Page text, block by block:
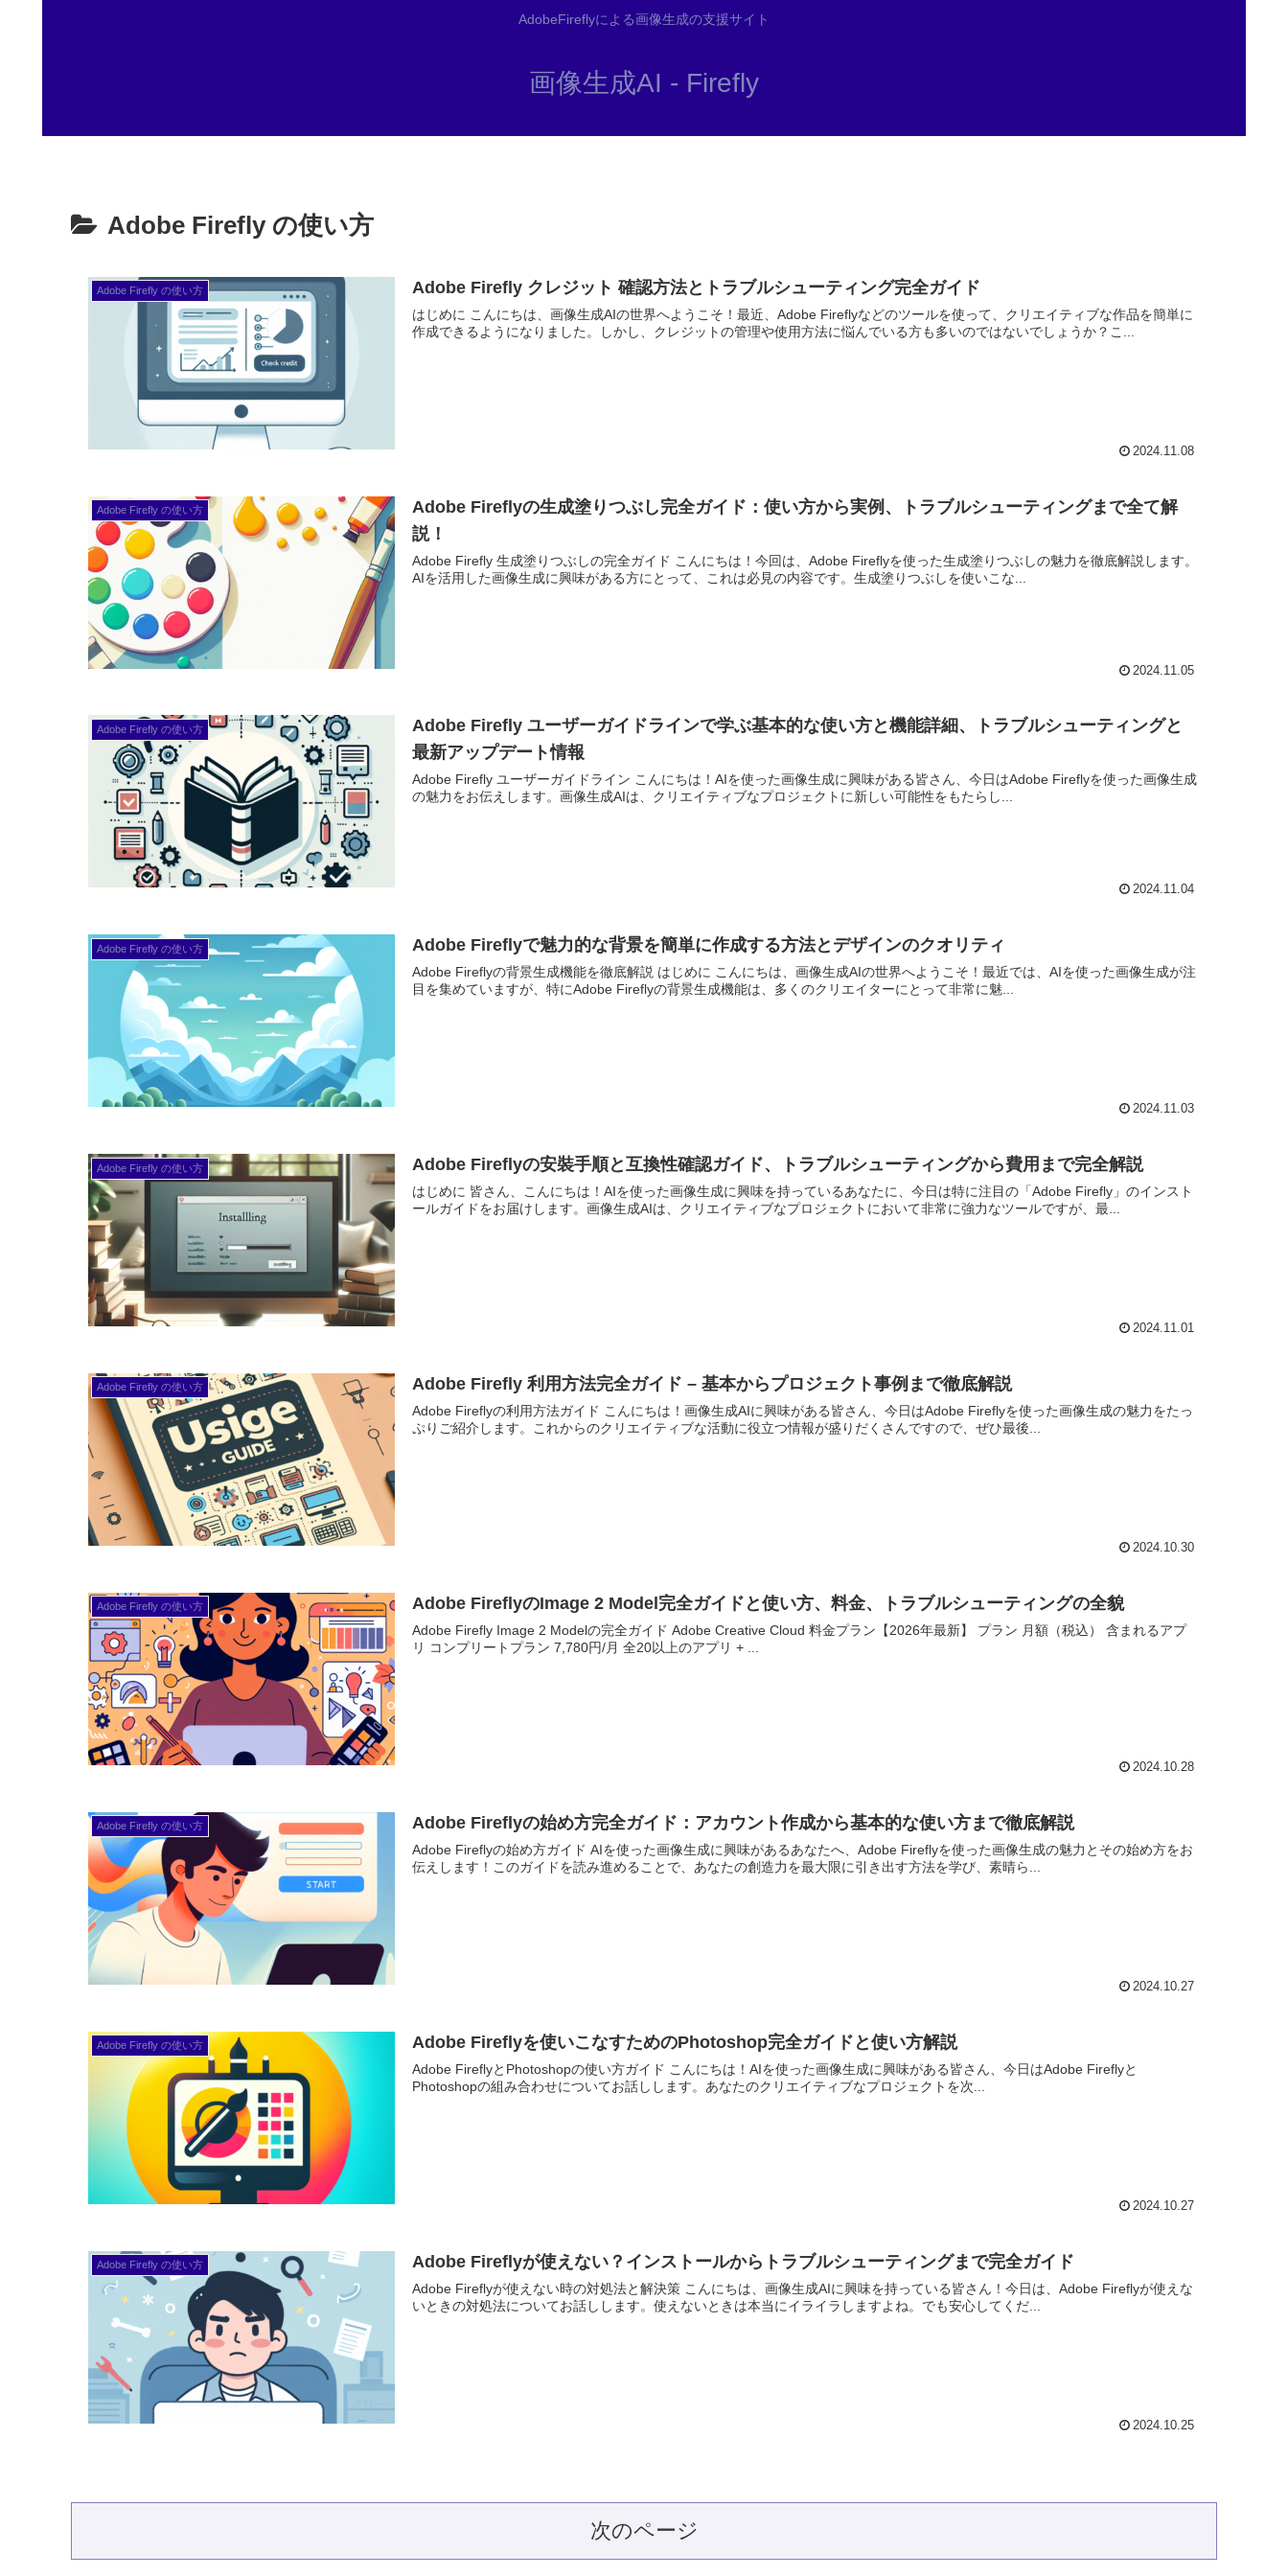
AdobeFireflyによる画像生成の支援サイト
画像生成AI - Firefly
Adobe Firefly の使い方
Adobe Firefly の使い方 Adobe Firefly クレジット 確認方法とトラブルシューティング完全ガイド
はじめに こんにちは、画像生成AIの世界へようこそ！最近、Adobe Fireflyなどのツールを使って、クリエイティブな作品を簡単に
作成できるようになりました。しかし、クレジットの管理や使用方法に悩んでいる方も多いのではないでしょうか？こ...
2024.11.08
Adobe Firefly の使い方
Adobe Fireflyの生成塗りつぶし完全ガイド：使い方から実例、トラブルシューティングまで全て解
説！
Adobe Firefly 生成塗りつぶしの完全ガイド こんにちは！今回は、Adobe Fireflyを使った生成塗りつぶしの魅力を徹底解説します。
AIを活用した画像生成に興味がある方にとって、これは必見の内容です。生成塗りつぶしを使いこな...
2024.11.05
Adobe Firefly の使い方
Adobe Firefly ユーザーガイドラインで学ぶ基本的な使い方と機能詳細、トラブルシューティングと
最新アップデート情報
Adobe Firefly ユーザーガイドライン こんにちは！AIを使った画像生成に興味がある皆さん、今日はAdobe Fireflyを使った画像生成
の魅力をお伝えします。画像生成AIは、クリエイティブなプロジェクトに新しい可能性をもたらし...
2024.11.04
Adobe Firefly の使い方 Adobe Fireflyで魅力的な背景を簡単に作成する方法とデザインのクオリティ
Adobe Fireflyの背景生成機能を徹底解説 はじめに こんにちは、画像生成AIの世界へようこそ！最近では、AIを使った画像生成が注
目を集めていますが、特にAdobe Fireflyの背景生成機能は、多くのクリエイターにとって非常に魅...
2024.11.03
Adobe Firefly の使い方 Adobe Fireflyの安裝手順と互換性確認ガイド、トラブルシューティングから費用まで完全解説
はじめに 皆さん、こんにちは！AIを使った画像生成に興味を持っているあなたに、今日は特に注目の「Adobe Firefly」のインスト
ールガイドをお届けします。画像生成AIは、クリエイティブなプロジェクトにおいて非常に強力なツールですが、最...
2024.11.01
Adobe Firefly の使い方 Adobe Firefly 利用方法完全ガイド – 基本からプロジェクト事例まで徹底解説
Adobe Fireflyの利用方法ガイド こんにちは！画像生成AIに興味がある皆さん、今日はAdobe Fireflyを使った画像生成の魅力をたっ
ぷりご紹介します。これからのクリエイティブな活動に役立つ情報が盛りだくさんですので、ぜひ最後...
2024.10.30
Adobe Firefly の使い方 Adobe FireflyのImage 2 Model完全ガイドと使い方、料金、トラブルシューティングの全貌
Adobe Firefly Image 2 Modelの完全ガイド Adobe Creative Cloud 料金プラン【2026年最新】 プラン 月額（税込） 含まれるアプ
リ コンプリートプラン 7,780円/月 全20以上のアプリ + ...
2024.10.28
Adobe Firefly の使い方 Adobe Fireflyの始め方完全ガイド：アカウント作成から基本的な使い方まで徹底解説
Adobe Fireflyの始め方ガイド AIを使った画像生成に興味があるあなたへ、Adobe Fireflyを使った画像生成の魅力とその始め方をお
伝えします！このガイドを読み進めることで、あなたの創造力を最大限に引き出す方法を学び、素晴ら...
2024.10.27
Adobe Firefly の使い方 Adobe Fireflyを使いこなすためのPhotoshop完全ガイドと使い方解説
Adobe FireflyとPhotoshopの使い方ガイド こんにちは！AIを使った画像生成に興味がある皆さん、今日はAdobe Fireflyと
Photoshopの組み合わせについてお話しします。あなたのクリエイティブなプロジェクトを次...
2024.10.27
Adobe Firefly の使い方 Adobe Fireflyが使えない？インストールからトラブルシューティングまで完全ガイド
Adobe Fireflyが使えない時の対処法と解決策 こんにちは、画像生成AIに興味を持っている皆さん！今日は、Adobe Fireflyが使えな
いときの対処法についてお話しします。使えないときは本当にイライラしますよね。でも安心してくだ...
2024.10.25
次のページ